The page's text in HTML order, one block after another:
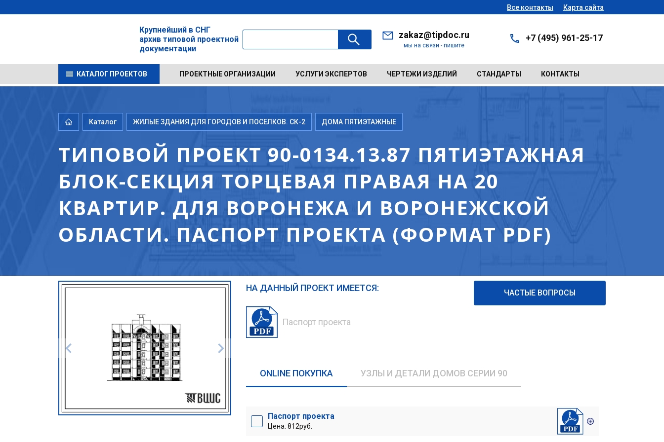
Все контакты Карта сайта
Крупнейший в СНГ
архив типовой проектной
документации
zakaz@tipdoc.ru
мы на связи - пишите
+7 (495) 961-25-17
КАТАЛОГ ПРОЕКТОВ ПРОЕКТНЫЕ ОРГАНИЗАЦИИ УСЛУГИ ЭКСПЕРТОВ ЧЕРТЕЖИ ИЗДЕЛИЙ СТАНДАРТЫ КОНТАКТЫ
Каталог ЖИЛЫЕ ЗДАНИЯ ДЛЯ ГОРОДОВ И ПОСЕЛКОВ. СК-2 ДОМА ПЯТИЭТАЖНЫЕ
ТИПОВОЙ ПРОЕКТ 90-0134.13.87 ПЯТИЭТАЖНАЯ
БЛОК-СЕКЦИЯ ТОРЦЕВАЯ ПРАВАЯ НА 20
КВАРТИР. ДЛЯ ВОРОНЕЖА И ВОРОНЕЖСКОЙ
ОБЛАСТИ. ПАСПОРТ ПРОЕКТА (ФОРМАТ PDF)
НА ДАННЫЙ ПРОЕКТ ИМЕЕТСЯ:
Паспорт проекта
ЧАСТЫЕ ВОПРОСЫ
ONLINE ПОКУПКА УЗЛЫ И ДЕТАЛИ ДОМОВ СЕРИИ 90
Паспорт проекта
Цена: 812руб.